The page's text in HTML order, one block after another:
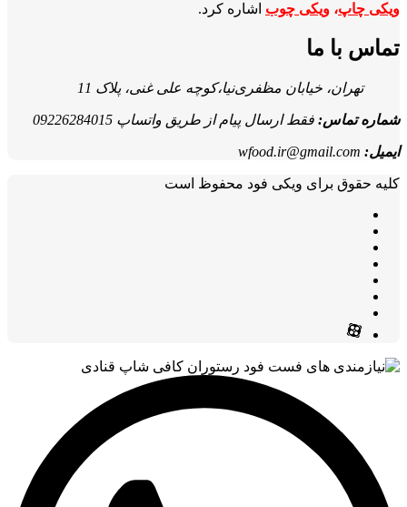
ویکی چاپ، ویکی چوب اشاره کرد.
تماس با ما
تهران، خیابان مظفری‌نیا،کوچه علی غنی، پلاک 11
شماره تماس: فقط ارسال پیام از طریق واتساپ 09226284015
ایمیل: wfood.ir@gmail.com
کلیه حقوق برای ویکی فود محفوظ است